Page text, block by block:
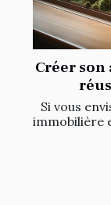
Créer
Si vous
immobilière